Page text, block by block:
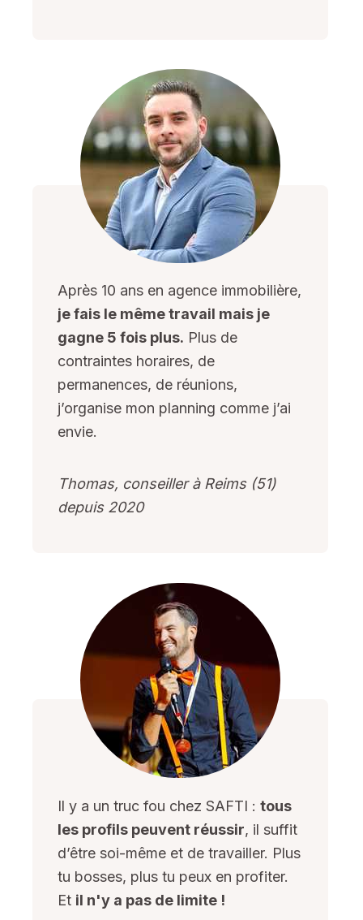
Après 10 ans en agence immobilière,
je fais le même travail mais je
gagne 5 fois plus. Plus de
contraintes horaires, de
permanences, de réunions,
j’organise mon planning comme j’ai
envie.
Thomas, conseiller à Reims (51)
depuis 2020
Il y a un truc fou chez SAFTI : tous
les profils peuvent réussir, il suffit
d’être soi-même et de travailler. Plus
tu bosses, plus tu peux en profiter.
Et il n'y a pas de limite !